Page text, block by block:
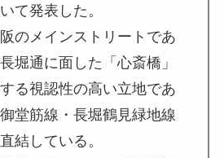
て発表した。
のメインストリートであ
堀通に面した「心斎橋」
る視認性の高い立地であ
堂筋線・長堀鶴見緑地線
結している。